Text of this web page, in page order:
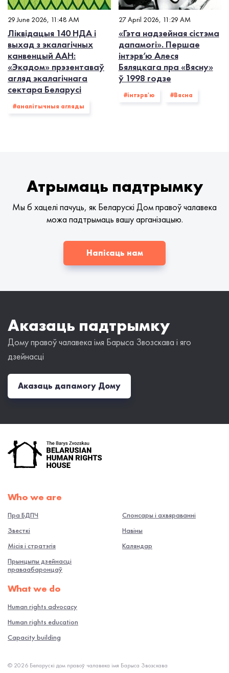
29 June 2026, 11:48 AM
Ліквідацыя 140 НДА і
выхад з экалагiчных
канвенцый ААН:
«Экадом» прэзентаваў
агляд экалагічнага
сектара Беларусі
#аналітычныя агляды
27 April 2026, 11:29 AM
«Гэта надзейная сістэма
дапамогі». Першае
інтэрв’ю Алеся
Бяляцкага пра «Вясну»
ў 1998 годзе
#інтэрв'ю #Вясна
Атрымаць падтрымку
Мы б хацелі пачуць, як Беларускі Дом правоў чалавека
можа падтрымаць вашу арганізацыю.
Напісаць нам
Аказаць падтрымку
Дому правоў чалавека імя Барыса Звозскава і яго
дзейнасці
Аказаць дапамогу Дому
Who we are
Пра БДПЧ
Звесткі
Місія і стратэгія
Прынцыпы дзейнасці
праваабаронцаў
Спонсары і ахвяраванні
Навiны
Каляндар
What we do
Human rights advocacy
Human rights education
Capacity building
© 2026 Беларускі дом правоў чалавека імя Барыса Звозскава